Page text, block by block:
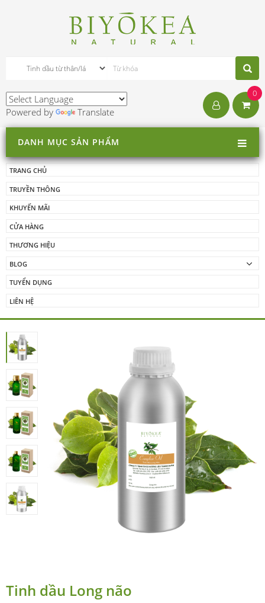
Powered by Translate
0
DANH MỤC SẢN PHẨM
TRANG CHỦ
TRUYỀN THÔNG
KHUYẾN MÃI
CỬA HÀNG
THƯƠNG HIỆU
BLOG
TUYỂN DỤNG
LIÊN HỆ
Tinh dầu Long não